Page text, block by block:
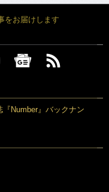
をお届けします
『Number』バックナン